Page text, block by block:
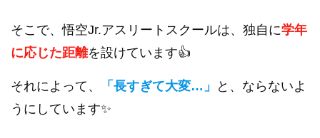
そこで、悟空Jr.アスリートスクールは、独自に学年
に応じた距離を設けています👍
それによって、 「長すぎて大変…」
と、ならないよ
うにしています✨